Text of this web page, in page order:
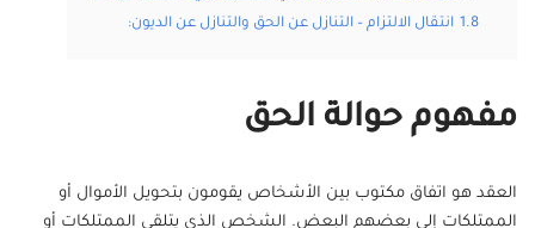
1.8 انتقال الالتزام – التنازل عن الحق والتنازل عن الديون:
مفهوم حوالة الحق
العقد هو اتفاق مكتوب بين الأشخاص يقومون بتحويل الأموال أو
الممتلكات إلى بعضهم البعض. الشخص الذي يتلقى الممتلكات أو